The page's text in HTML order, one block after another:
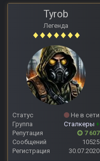
Tyrob
Легенда
Статус
Не в сети
Группа
Сталкеры +
Репутация
7 607
Сообщений
10525
Регистрация
30.07.2020